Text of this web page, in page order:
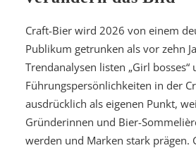
Craft-Bier wird 2026 von einem
Publikum getrunken als vor zehn
Trendanalysen listen „Girl
Führungspersönlichkeiten in der
ausdrücklich als eigenen Punkt,
Gründerinnen und Bier-
werden und Marken stark prägen.